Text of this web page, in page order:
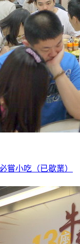
嘗小吃（已歇業）